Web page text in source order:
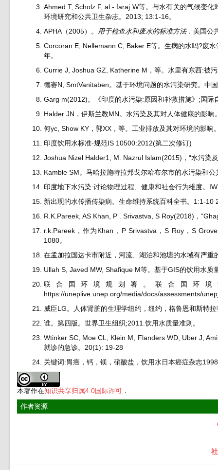
Ahmed T, Scholz F, al - faraj W等。与水有关的气候变
环境研究和公共卫生杂志。2013; 13:1-16。
APHA（2005）。
用于检查水和废水的标准方法．美国公
Corcoran E, Nellemann C, Baker E等。生病的水吗?废
年。
Currie J, Joshua GZ, Katherine M，等。水里有东西:被
德赛N, SmtVanitaben。基于环境问题的水污染研究。中
Garg m(2012)。《印度的水污染:原因和补救措施》;国际
Halder JN，伊斯兰教MN。水污染及其对人体健康的影
何yc, Show KY，郭XX，等。工业排放及其对环境的影
印度饮用水标准-规范IS 10500:2012(第二次修订)
Joshua Nizel Halder1, M. Nazrul Islam(2015)，“水污染
Kamble SM。马哈拉施特拉邦戈尔哈布尔市的水污染和
印度地下水污染:讨论物理过程、健康和社会行为维度。
新出现的水传播传染病。生命维持系统百科全书。1:1-10
R.K.Pareek, AS Khan, P . Srivastva, S Roy(2018)，
r.k.Pareek，作为Khan，P Srivastva，S Roy，S
1080。
在孟加拉国达卡市附近，河流、湖泊和池塘的水域有严
Ullah S, Javed MW, Shafique M等。基于GIS的饮用水
联合国环境规划署。联合国环
https://uneplive.unep.org/media/docs/assessments/
威臣LG。人体肾脏的生理学纽约，纽约，格鲁恩和斯特
谁。第四版。世界卫生组织;2011.饮用水质量准则。
Wtinker SC, Moe CL, Klein M, Flanders WD, Uber J,
就诊的急诊。20(1): 19-28
关键词:胃癌，钙，镁，硝酸盐，饮用水日本癌症杂志
本著作在知识共享归属4.0国际许可．
作者资源